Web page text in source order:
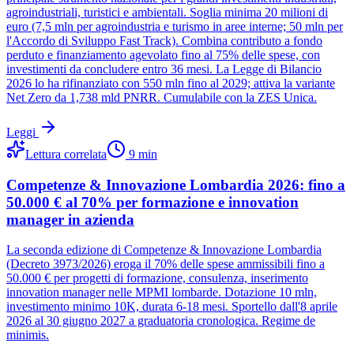
agroindustriali, turistici e ambientali. Soglia minima 20 milioni di
euro (7,5 mln per agroindustria e turismo in aree interne; 50 mln per
l'Accordo di Sviluppo Fast Track). Combina contributo a fondo
perduto e finanziamento agevolato fino al 75% delle spese, con
investimenti da concludere entro 36 mesi. La Legge di Bilancio
2026 lo ha rifinanziato con 550 mln fino al 2029; attiva la variante
Net Zero da 1,738 mld PNRR. Cumulabile con la ZES Unica.
Leggi
Lettura correlata
9 min
Competenze & Innovazione Lombardia 2026: fino a
50.000 € al 70% per formazione e innovation
manager in azienda
La seconda edizione di Competenze & Innovazione Lombardia
(Decreto 3973/2026) eroga il 70% delle spese ammissibili fino a
50.000 € per progetti di formazione, consulenza, inserimento
innovation manager nelle MPMI lombarde. Dotazione 10 mln,
investimento minimo 10K, durata 6-18 mesi. Sportello dall'8 aprile
2026 al 30 giugno 2027 a graduatoria cronologica. Regime de
minimis.